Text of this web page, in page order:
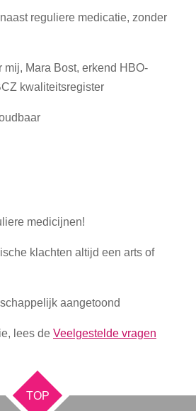
reguliere medicatie, zonder
mij, Mara Bost, erkend HBO-
kwaliteitsregister
medicijnen!
klachten altijd een arts of
aangetoond
lees de Veelgestelde vragen
TOP